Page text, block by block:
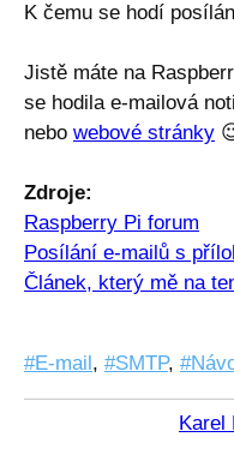
K čemu se hodí
Jistě máte na
se hodila e-mailová
nebo webové stránky
Zdroje:
Raspberry Pi forum
Posílání e-mailů s
Článek, který mě na
E-mail, SMTP,
Karel